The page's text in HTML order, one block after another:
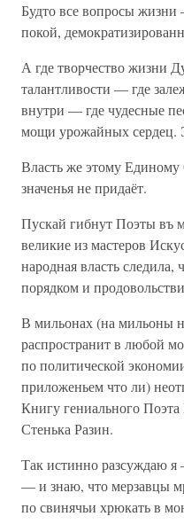
Будто все вопросы
покой,
А где творчество жизни
талантливости — где
внутри — где чудесные
мощи урожайных сердец.
Власть же этому
значенья не придаёт.
Пускай гибнут Поэты въ
великие из мастеров
народная власть следила,
порядком и
В мильонах (на мильоны
распространит в любой
по политической
приложеньем что ли)
Книгу гениального
Стенька Разин.
Так истинно разсуждаю
— и знаю, что мерзавцы
по свинячьи хрюкать в